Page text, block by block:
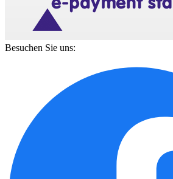
Besuchen Sie uns: